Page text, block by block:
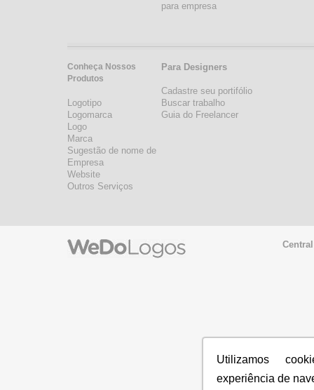
Utilizamos
experiência de
Conheça Nossos
Produtos
Logotipo
Logomarca
Logo
Marca
Sugestão de nome de
Empresa
Website
Outros Serviços
para empresa
Para Designers
Cadastre seu portifólio
Buscar trabalho
Guia do Freelancer